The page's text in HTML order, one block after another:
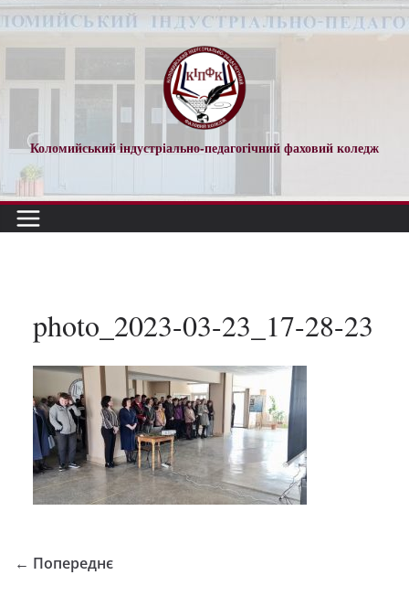
Перейти
до
Коломийський індустріально-педагогічний фаховий коледж
photo_2023-03-23_17-28-23
← Попереднє